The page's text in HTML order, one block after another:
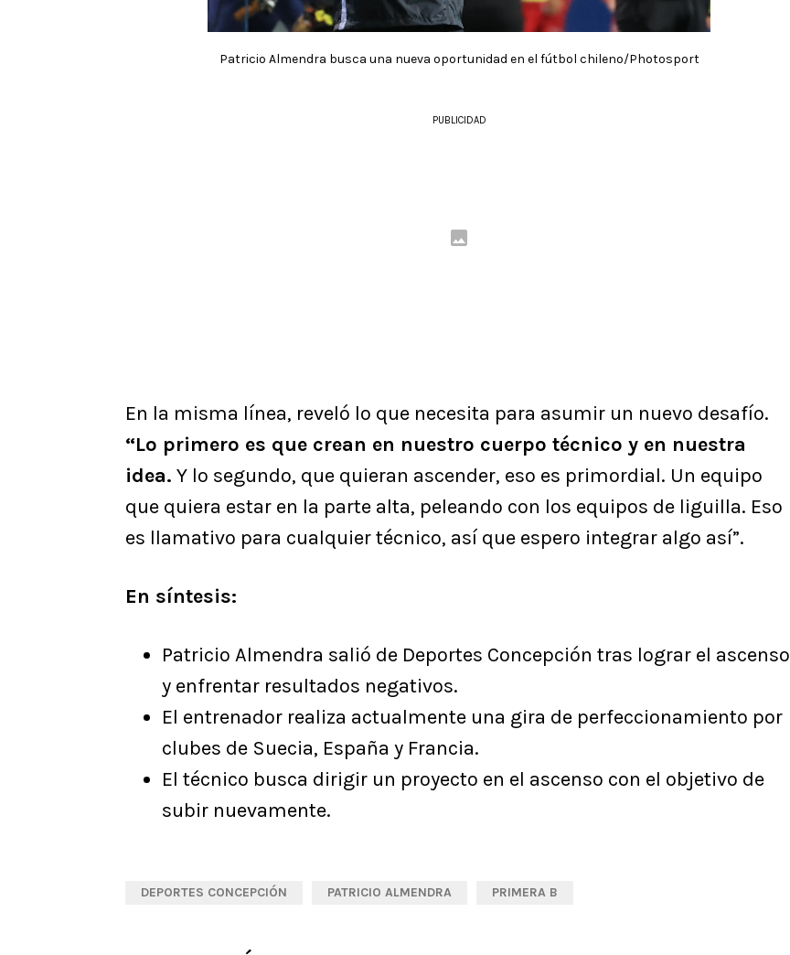
Patricio Almendra busca una nueva oportunidad en el fútbol chileno/Photosport
PUBLICIDAD
En la misma línea, reveló lo que necesita para asumir un nuevo desafío.
“Lo primero es que crean en nuestro cuerpo técnico y en nuestra
idea. Y lo segundo, que quieran ascender, eso es primordial. Un equipo
que quiera estar en la parte alta, peleando con los equipos de liguilla. Eso
es llamativo para cualquier técnico, así que espero integrar algo así”.
En síntesis:
Patricio Almendra salió de Deportes Concepción tras lograr el ascenso
y enfrentar resultados negativos.
El entrenador realiza actualmente una gira de perfeccionamiento por
clubes de Suecia, España y Francia.
El técnico busca dirigir un proyecto en el ascenso con el objetivo de
subir nuevamente.
DEPORTES CONCEPCIÓN PATRICIO ALMENDRA PRIMERA B